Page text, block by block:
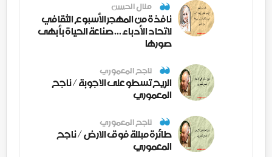
منال الحسن
نافذة من المهجر الأسبوع الثقافي
لاتحاد الأدباء ... صناعة الحياة بأبهى
صورها
ناجح المعموري
الريح تسطو على الاجوبة / ناجح
المعموري
ناجح المعموري
طائرة مبللة فوق الارض / ناجح
المعموري